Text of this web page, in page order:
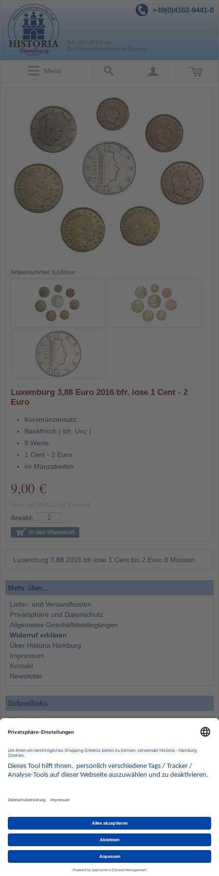
+49(0)4162-9441-0
Menü
Artikelnummer: lu16lose
Luxemburg 3,88 Euro 2016 bfr. lose 1 Cent - 2
Euro
Kursmünzensatz
Bankfrisch ( bfr, Unc )
8 Werte
1 Cent - 2 Euro
im Münzstreifen
9,00 €
Anzahl:
Luxemburg 3,88 2016 bfr lose 1 Cent bis 2 Euro 8 Münzen
Mehr über...
Liefer- und Versandkosten
Privatsphäre und Datenschutz
Allgemeine Geschäftsbedingungen
Widerruf erklären
Über Historia Hamburg
Impressum
Kontakt
Newsletter
Schnellinks
Monatsliste
Angebote
Wissenswertes
Kontakt
Wir behalten uns vor, für ausgewählte Münzen die Differenzbesteuerung gemäß § 25a UStG
anzuwenden.
Alle Angebote freibleibend solange der Vorrat reicht. Irrtum vorbehalten. Bilder sind
Beispielbilder
Münzen von HISTORIA Münzhandelsgesellschaft mbH
© 2021PCS, IT mit Augenmaß
eCommerce Engine © 2018Magento